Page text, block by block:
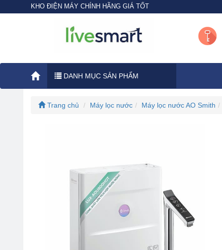
KHO ĐIỆN MÁY CHÍNH HÃNG GIÁ TỐT
DANH MỤC SẢN PHẨM
Trang chủ Máy lọc nước Máy lọc nước AO Smith